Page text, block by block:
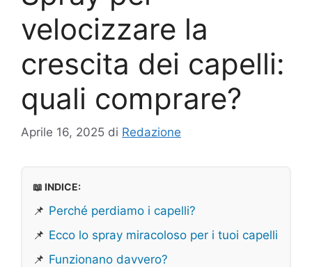
velocizzare la
crescita dei capelli:
quali comprare?
Aprile 16, 2025 di Redazione
📖 INDICE:
📌 Perché perdiamo i capelli?
📌 Ecco lo spray miracoloso per i tuoi capelli
📌 Funzionano davvero?